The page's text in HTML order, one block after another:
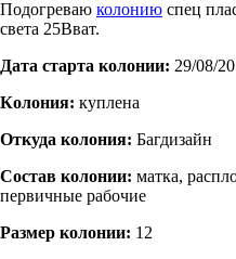
Подогреваю колонию спец
света 25Вват.
Дата старта кoлонии: 29/08/
Кoлония: куплена
Откуда кoлония: Багдизайн
Состав кoлонии: матка,
первичные рабочие
Размер кoлонии: 12